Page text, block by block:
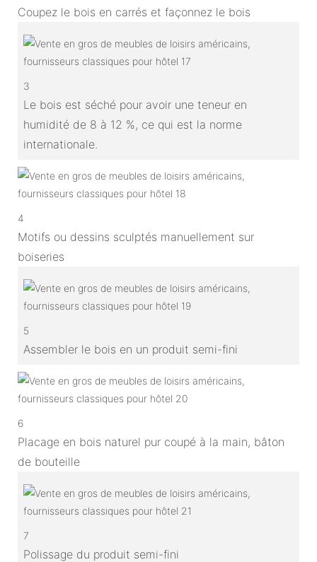
Coupez le bois en carrés et façonnez le bois
3
Le bois est séché pour avoir une teneur en
humidité de 8 à 12 %, ce qui est la norme
internationale.
4
Motifs ou dessins sculptés manuellement sur
boiseries
5
Assembler le bois en un produit semi-fini
6
Placage en bois naturel pur coupé à la main, bâton
de bouteille
7
Polissage du produit semi-fini